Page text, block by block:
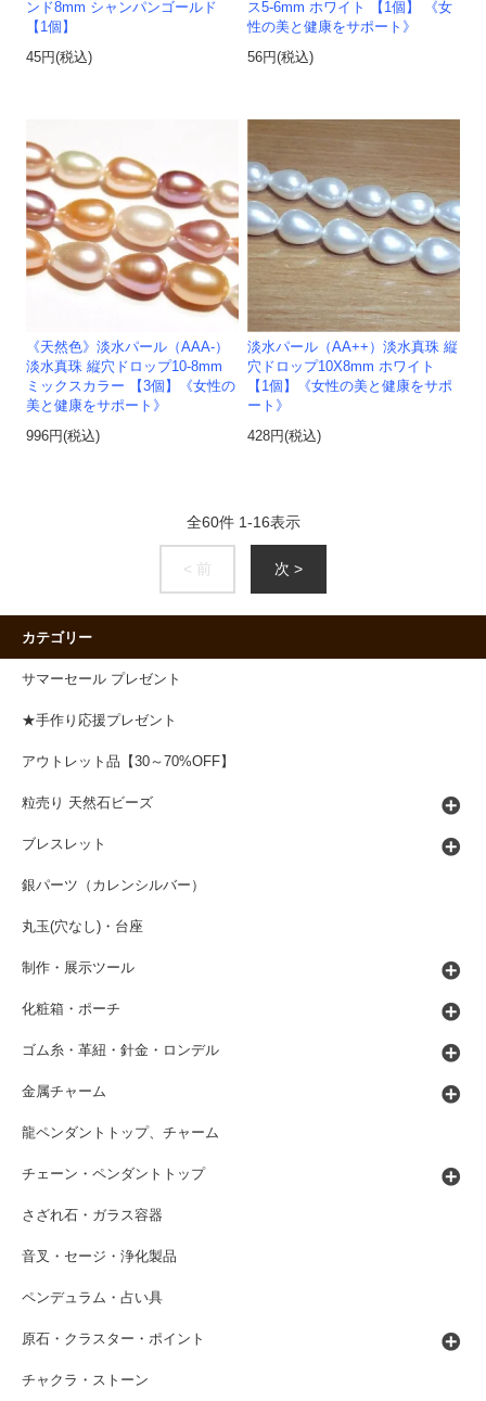
ンド8mm シャンパンゴールド
【1個】
45円(税込)
ス5-6mm ホワイト 【1個】 《女
性の美と健康をサポート》
56円(税込)
《天然色》淡水パール（AAA-）
淡水真珠 縦穴ドロップ10-8mm
ミックスカラー 【3個】《女性の
美と健康をサポート》
996円(税込)
淡水パール（AA++）淡水真珠 縦
穴ドロップ10X8mm ホワイト
【1個】《女性の美と健康をサポ
ート》
428円(税込)
全60件 1-16表示
< 前 次 >
カテゴリー
サマーセール プレゼント
★手作り応援プレゼント
アウトレット品【30～70%OFF】
粒売り 天然石ビーズ
ブレスレット
銀パーツ（カレンシルバー）
丸玉(穴なし)・台座
制作・展示ツール
化粧箱・ポーチ
ゴム糸・革紐・針金・ロンデル
金属チャーム
龍ペンダントトップ、チャーム
チェーン・ペンダントトップ
さざれ石・ガラス容器
音叉・セージ・浄化製品
ペンデュラム・占い具
原石・クラスター・ポイント
チャクラ・ストーン